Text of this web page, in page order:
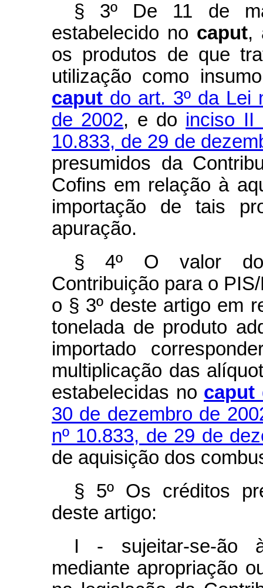
§ 3º De 11 de
estabelecido no caput,
os produtos de que
utilização como
caput do art. 3º da Lei
de 2002, e do inciso
10.833, de 29 de
presumidos da
Cofins em relação à
importação de tais
apuração.
§ 4º O valor
Contribuição para o
o § 3º deste artigo em
tonelada de produto
importado
multiplicação das
estabelecidas no caput
30 de dezembro de
nº 10.833, de 29 de
de aquisição dos
§ 5º Os créditos
deste artigo:
I - sujeitar-se-ão
mediante apropriação